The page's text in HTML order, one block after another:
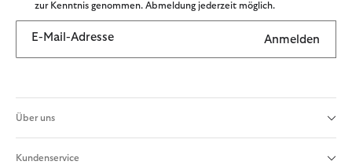
zur Kenntnis genommen. Abmeldung jederzeit möglich.
E-Mail-Adresse Anmelden
Über uns
Kundenservice